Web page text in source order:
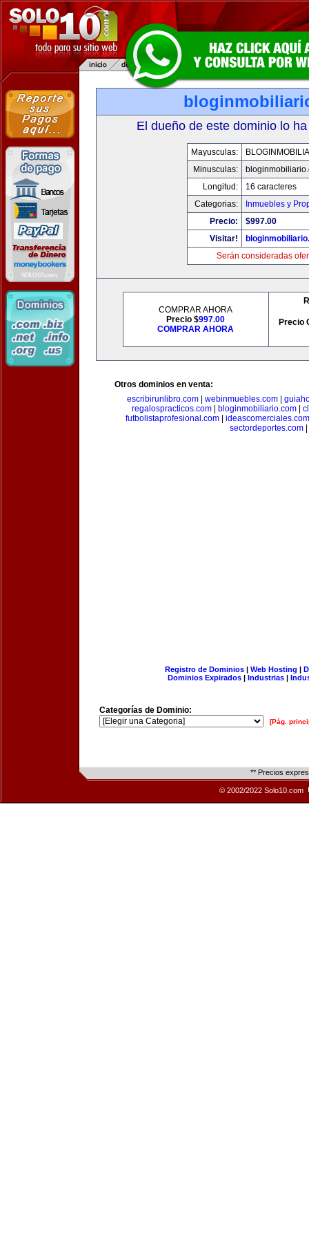
El dueño de este dominio lo
Mayusculas:
Minusculas:
Longitud:
16 caracteres
Categorias:
Inmuebles y
Precio:
$997.00
Visitar!
Serán consideradas
COMPRAR AHORA
Precio $997.00
COMPRAR AHORA
Precio
Otros dominios en venta:
escribirunlibro.com| webinmuebles.com|
regalospracticos.com| bloginmobiliario.com|
futbolistaprofesional.com
ideascomerciales.com
sectordeportes.com|
Registro de Dominios| Web Hosting |
Dominios Expirados | Industrias |
Categorías de Dominio:
[Pág.
** Precios
© 2002/2022 Solo10.com